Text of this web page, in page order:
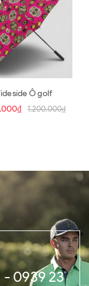
Ô golf
1.200.000₫
- 0939 23